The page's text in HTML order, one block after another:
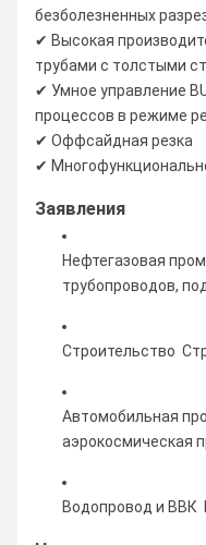
безболезненных
✔ Высокая
трубами с толстыми
✔ Умное управление
процессов в режиме
✔ Оффсайдная резка
✔
Заявления
Нефтегазовая
трубопроводов,
Строительство
Автомобильная
аэрокосмическая
Водопровод и ВВК